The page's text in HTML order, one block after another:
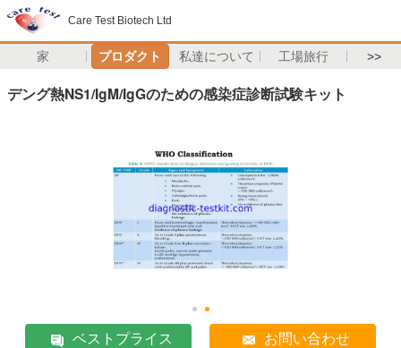
Care Test Biotech Ltd
家 プロダクト 私達について 工場旅行 >>
デング熱NS1/IgM/IgGのための感染症診断試験キット
ベストプライス お問い合わせ